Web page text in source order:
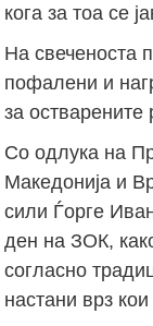
кога за тоа се
На свеченоста
пофалени и
за остварените
Со одлука на
Македонија и
сили Ѓорге
ден на ЗОК,
согласно
настани врз